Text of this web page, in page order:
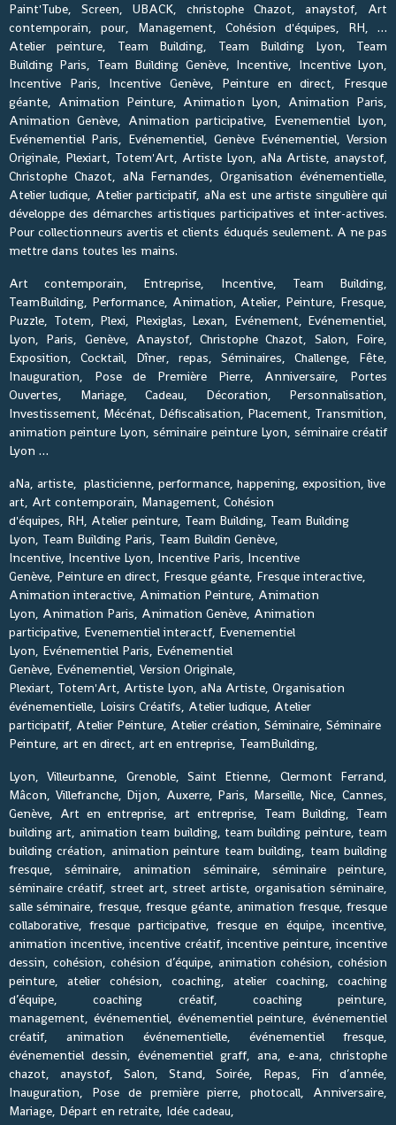
Paint'Tube, Screen, UBACK, christophe Chazot, anaystof, Art
contemporain, pour, Management, Cohésion d'équipes, RH, …
Atelier peinture, Team Building, Team Building Lyon, Team
Building Paris, Team Building Genève, Incentive, Incentive Lyon,
Incentive Paris, Incentive Genève, Peinture en direct, Fresque
géante, Animation Peinture, Animation Lyon, Animation Paris,
Animation Genève, Animation participative, Evenementiel Lyon,
Evénementiel Paris, Evénementiel, Genève Evénementiel, Version
Originale, Plexiart, Totem'Art, Artiste Lyon, aNa Artiste, anaystof,
Christophe Chazot, aNa Fernandes, Organisation événementielle,
Atelier ludique, Atelier participatif, aNa est une artiste singulière qui
développe des démarches artistiques participatives et inter-actives.
Pour collectionneurs avertis et clients éduqués seulement. A ne pas
mettre dans toutes les mains.
Art contemporain, Entreprise, Incentive, Team Building,
TeamBuilding, Performance, Animation, Atelier, Peinture, Fresque,
Puzzle, Totem, Plexi, Plexiglas, Lexan, Evénement, Evénementiel,
Lyon, Paris, Genève, Anaystof, Christophe Chazot, Salon, Foire,
Exposition, Cocktail, Dîner, repas, Séminaires, Challenge, Fête,
Inauguration, Pose de Première Pierre, Anniversaire, Portes
Ouvertes, Mariage, Cadeau, Décoration, Personnalisation,
Investissement, Mécénat, Défiscalisation, Placement, Transmition,
animation peinture Lyon, séminaire peinture Lyon, séminaire créatif
Lyon …
aNa, artiste, plasticienne, performance, happening, exposition, live
art, Art contemporain, Management, Cohésion
d'équipes, RH, Atelier peinture, Team Building, Team Building
Lyon, Team Building Paris, Team Buildin Genève,
Incentive, Incentive Lyon, Incentive Paris, Incentive
Genève, Peinture en direct, Fresque géante, Fresque interactive,
Animation interactive, Animation Peinture, Animation
Lyon, Animation Paris, Animation Genève, Animation
participative, Evenementiel interactf, Evenementiel
Lyon, Evénementiel Paris, Evénementiel
Genève, Evénementiel, Version Originale,
Plexiart, Totem'Art, Artiste Lyon, aNa Artiste, Organisation
événementielle, Loisirs Créatifs, Atelier ludique, Atelier
participatif, Atelier Peinture, Atelier création, Séminaire, Séminaire
Peinture, art en direct, art en entreprise, TeamBuilding,
Lyon, Villeurbanne, Grenoble, Saint Etienne, Clermont Ferrand,
Mâcon, Villefranche, Dijon, Auxerre, Paris, Marseille, Nice, Cannes,
Genève, Art en entreprise, art entreprise, Team Building, Team
building art, animation team building, team building peinture, team
building création, animation peinture team building, team building
fresque, séminaire, animation séminaire, séminaire peinture,
séminaire créatif, street art, street artiste, organisation séminaire,
salle séminaire, fresque, fresque géante, animation fresque, fresque
collaborative, fresque participative, fresque en équipe, incentive,
animation incentive, incentive créatif, incentive peinture, incentive
dessin, cohésion, cohésion d’équipe, animation cohésion, cohésion
peinture, atelier cohésion, coaching, atelier coaching, coaching
d’équipe, coaching créatif, coaching peinture,
management, événementiel, événementiel peinture, événementiel
créatif, animation événementielle, événementiel fresque,
événementiel dessin, événementiel graff, ana, e-ana, christophe
chazot, anaystof, Salon, Stand, Soirée, Repas, Fin d’année,
Inauguration, Pose de première pierre, photocall, Anniversaire,
Mariage, Départ en retraite, Idée cadeau,